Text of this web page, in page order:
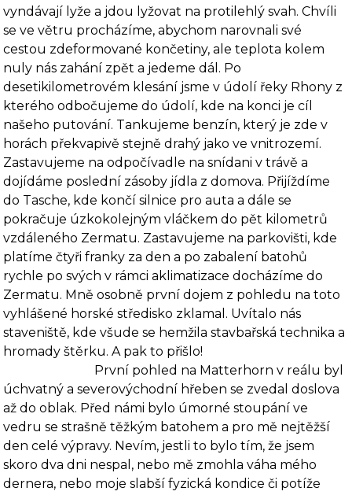
vyndávají lyže a jdou lyžovat na protilehlý svah. Chvíli
se ve větru procházíme, abychom narovnali své
cestou zdeformované končetiny, ale teplota kolem
nuly nás zahání zpět a jedeme dál. Po
desetikilometrovém klesání jsme v údolí řeky Rhony z
kterého odbočujeme do údolí, kde na konci je cíl
našeho putování. Tankujeme benzín, který je zde v
horách překvapivě stejně drahý jako ve vnitrozemí.
Zastavujeme na od­počívadle na snídani v trávě a
dojídáme poslední zásoby jídla z domova. Přijíždíme
do Tasche, kde končí silnice pro auta a dále se
pokračuje úzkokolejným vláčkem do pět kilome­trů
vzdáleného Zermatu. Zastavujeme na parkovišti, kde
platíme čtyři franky za den a po za­balení batohů
rychle po svých v rámci aklimatizace docházíme do
Zermatu. Mně osobně první dojem z pohledu na toto
vyhlášené horské středisko zklamal. Uvítalo nás
staveniště, kde všude se hemžila stavbařská technika a
hromady štěrku. A pak to přišlo!
První pohled na Matterhorn v reálu byl
úchvatný a severovýchodní hřeben se zvedal doslova
až do oblak. Před námi bylo úmorné stoupání ve
vedru se strašně těžkým batohem a pro mě nejtěžší
den celé výpravy. Nevím, jestli to bylo tím, že jsem
skoro dva dni nespal, nebo mě zmohla váha mého
dernera, nebo moje slabší fyzická kondice či potíže